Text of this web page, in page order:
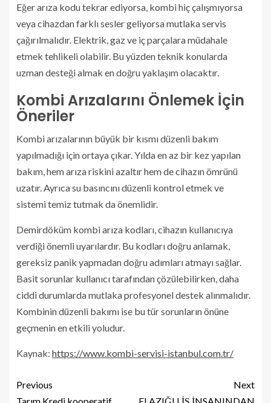
Eğer arıza kodu tekrar ediyorsa, kombi hiç çalışmıyorsa
veya cihazdan farklı sesler geliyorsa mutlaka servis
çağırılmalıdır. Elektrik, gaz ve iç parçalara müdahale
etmek tehlikeli olabilir. Bu yüzden teknik konularda
uzman desteği almak en doğru yaklaşım olacaktır.
Kombi Arızalarını Önlemek İçin
Öneriler
Kombi arızalarının büyük bir kısmı düzenli bakım
yapılmadığı için ortaya çıkar. Yılda en az bir kez yapılan
bakım, hem arıza riskini azaltır hem de cihazın ömrünü
uzatır. Ayrıca su basıncını düzenli kontrol etmek ve
sistemi temiz tutmak da önemlidir.
Demirdöküm kombi arıza kodları, cihazın kullanıcıya
verdiği önemli uyarılardır. Bu kodları doğru anlamak,
gereksiz panik yapmadan doğru adımları atmayı sağlar.
Basit sorunlar kullanıcı tarafından çözülebilirken, daha
ciddi durumlarda mutlaka profesyonel destek alınmalıdır.
Kombinin düzenli bakımı ise bu tür sorunların önüne
geçmenin en etkili yoludur.
Kaynak: https://www.kombi-servisi-istanbul.com.tr/
Previous
Next